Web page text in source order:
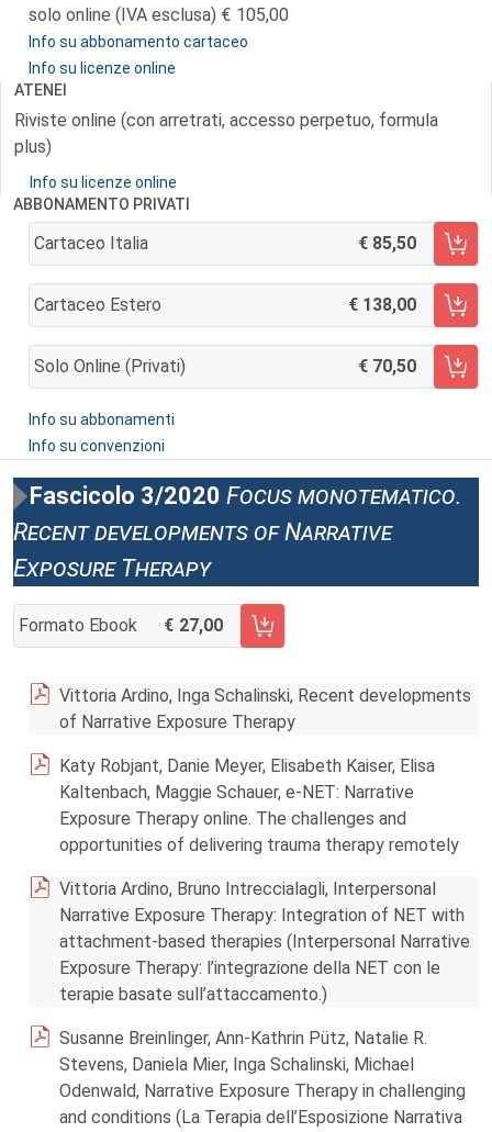
solo online (IVA esclusa)
105,00
Info su abbonamento cartaceo
Info su licenze online
ATENEI
Riviste online (con arretrati, accesso perpetuo, formula
plus)
Info su licenze online
ABBONAMENTO PRIVATI
Cartaceo Italia 85,50
AGGIUNGI AL CARRELLO
Cartaceo Estero 138,00
AGGIUNGI AL CARRELLO
Solo Online (privati) 70,50
AGGIUNGI AL CARRELLO
Info su abbonamenti
Info su convenzioni
Fascicolo 3/2020 Focus monotematico.
Recent developments of Narrative
Exposure Therapy
Formato Ebook 27,00
AGGIUNGI AL CARRELLO FASCICOLO 3/2020
Vittoria Ardino, Inga Schalinski, Recent developments
of Narrative Exposure Therapy
Katy Robjant, Danie Meyer, Elisabeth Kaiser, Elisa
Kaltenbach, Maggie Schauer, e-NET: Narrative
Exposure Therapy online. The challenges and
opportunities of delivering trauma therapy remotely
Vittoria Ardino, Bruno Intreccialagli, Interpersonal
Narrative Exposure Therapy: Integration of NET with
attachment-based therapies (Interpersonal Narrative
Exposure Therapy: l’integrazione della NET con le
terapie basate sull’attaccamento.)
Susanne Breinlinger, Ann-Kathrin Pütz, Natalie R.
Stevens, Daniela Mier, Inga Schalinski, Michael
Odenwald, Narrative Exposure Therapy in challenging
and conditions (La Terapia dell’Esposizione Narrativa